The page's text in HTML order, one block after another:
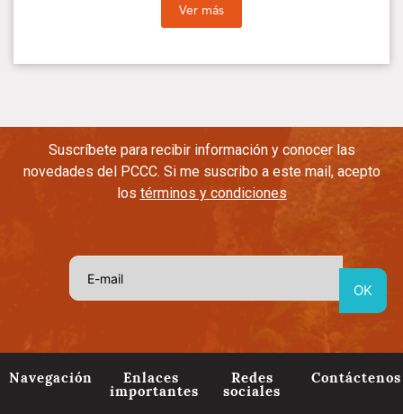
Ver más
Suscríbete para recibir información y conocer las
novedades del PCCC. Si me suscribo a este mail, acepto
los términos y condiciones
Navegación Enlaces
importantes
Redes
sociales
Contáctenos